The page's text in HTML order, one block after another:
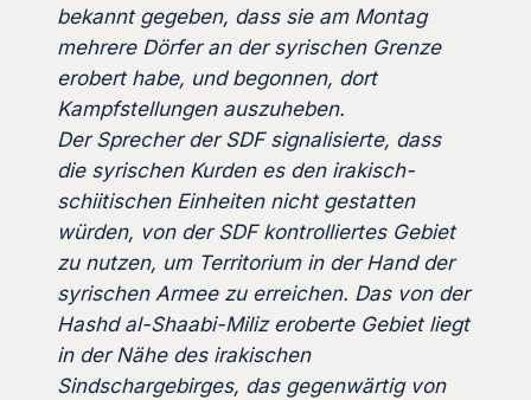
bekannt gegeben, dass sie am Montag
mehrere Dörfer an der syrischen Grenze
erobert habe, und begonnen, dort
Kampfstellungen auszuheben.
Der Sprecher der SDF signalisierte, dass
die syrischen Kurden es den irakisch-
schiitischen Einheiten nicht gestatten
würden, von der SDF kontrolliertes Gebiet
zu nutzen, um Territorium in der Hand der
syrischen Armee zu erreichen. Das von der
Hashd al-Shaabi-Miliz eroberte Gebiet liegt
in der Nähe des irakischen
Sindschargebirges, das gegenwärtig von